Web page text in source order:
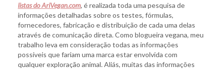
listas do AriVegan.com, é realizada toda uma pesquisa de
informações detalhadas sobre os testes, fórmulas,
fornecedores, fabricação e distribuição de cada uma delas
através de comunicação direta. Como blogueira vegana, meu
trabalho leva em consideração todas as informações
possíveis que fariam uma marca estar envolvida com
qualquer exploração animal. Aliás, muitas das informações